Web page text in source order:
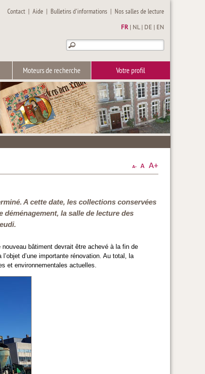
Contact |Aide | Bulletins d'informations | Nos salles de lecture
FR NL| DE EN
Moteurs de recherche Votre profil
A cette date, les collections conservées
la salle de lecture des
bâtiment devrait être achevé à la fin de
d’une importante rénovation. Au total, la
et environnementales actuelles.